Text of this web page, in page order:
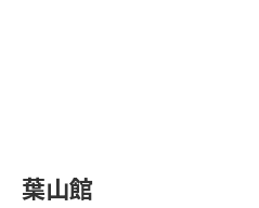
葉山館